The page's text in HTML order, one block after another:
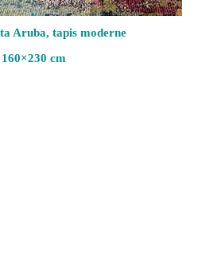
Aruba, tapis moderne
cm